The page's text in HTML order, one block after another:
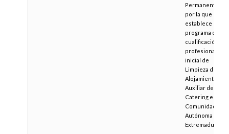
Permanente,
por la que se
establece el
programa de
cualificación
profesional
inicial de
Limpieza de
Alojamientos y
Auxiliar de
Catering en la
Comunidad
Autónoma de
Extremadura